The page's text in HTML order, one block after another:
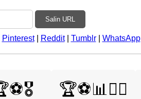
Salin URL
Pinterest| Reddit| Tumblr| WhatsApp
🏆⚽📊🧑‍⚖️